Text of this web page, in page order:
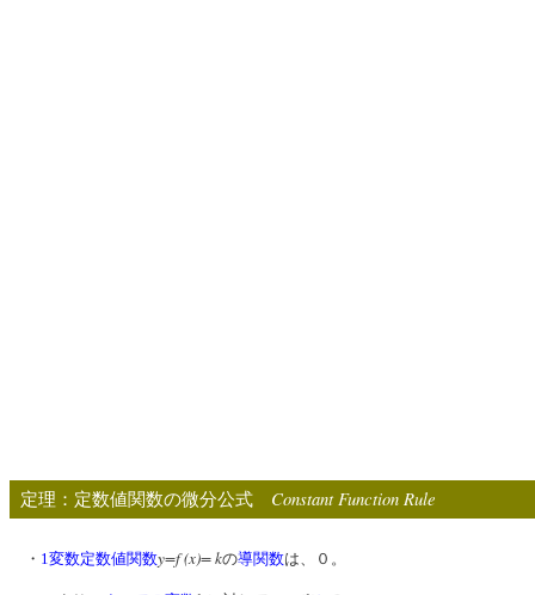
定理：定数値関数の微分公式 Constant Function Rule
・ 1変数定数値関数y=f (x)= kの導関数は、０。